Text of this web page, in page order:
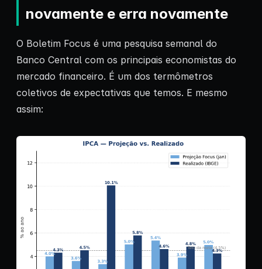
novamente e erra novamente
O Boletim Focus é uma pesquisa semanal do
Banco Central com os principais economistas do
mercado financeiro. É um dos termômetros
coletivos de expectativas que temos. E mesmo
assim: